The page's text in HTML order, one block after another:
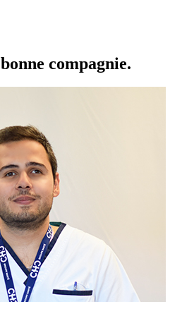
bonne compagnie.